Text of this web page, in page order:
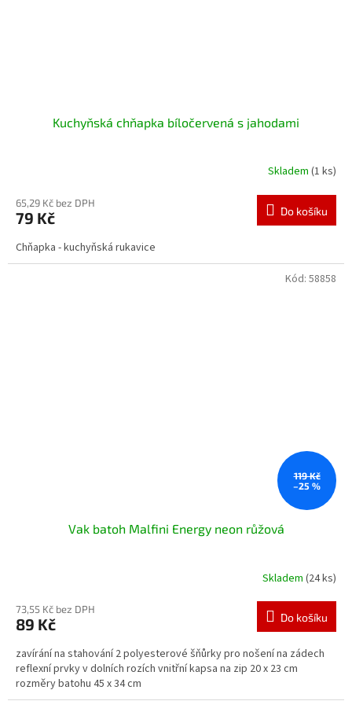
Kuchyňská chňapka bíločervená s jahodami
Skladem (1 ks)
65,29 Kč bez DPH
79 Kč Do košíku
Chňapka - kuchyňská rukavice
119 Kč
–25 %
Vak batoh Malfini Energy neon růžová
Skladem (24 ks)
73,55 Kč bez DPH
89 Kč Do košíku
zavírání na stahování 2 polyesterové šňůrky pro nošení na zádech
reflexní prvky v dolních rozích vnitřní kapsa na zip 20 x 23 cm
rozměry batohu 45 x 34 cm
Kód: 58858